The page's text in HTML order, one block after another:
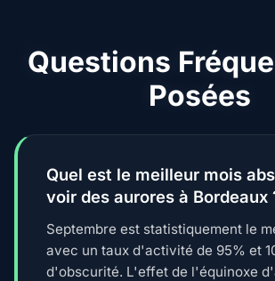
Questions
Posées
Quel est le meilleur mois
voir des aurores à Bordeaux
Septembre est statistiquement le
avec un taux d'activité de 95% et
d'obscurité. L'effet de l'équinoxe